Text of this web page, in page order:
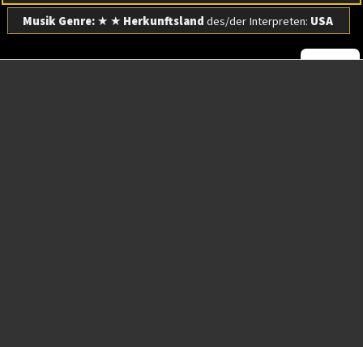
Musik Genre:★ ★ Herkunftslanddes/der Interpreten: USA